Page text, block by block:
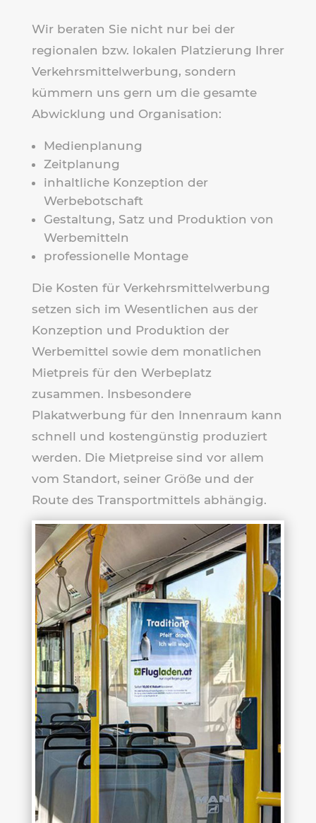
Wir beraten Sie nicht nur bei der
regionalen bzw. lokalen Platzierung Ihrer
Verkehrsmittelwerbung, sondern
kümmern uns gern um die gesamte
Abwicklung und Organisation:
Medienplanung
Zeitplanung
inhaltliche Konzeption der
Werbebotschaft
Gestaltung, Satz und Produktion von
Werbemitteln
professionelle Montage
Die Kosten für Verkehrsmittelwerbung
setzen sich im Wesentlichen aus der
Konzeption und Produktion der
Werbemittel sowie dem monatlichen
Mietpreis für den Werbeplatz
zusammen. Insbesondere
Plakatwerbung für den Innenraum kann
schnell und kostengünstig produziert
werden. Die Mietpreise sind vor allem
vom Standort, seiner Größe und der
Route des Transportmittels abhängig.